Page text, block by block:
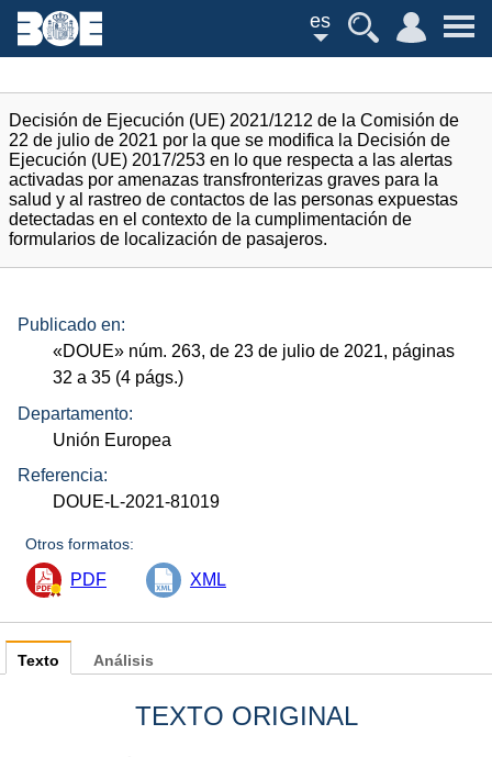
es
Decisión de Ejecución (UE) 2021/1212 de la Comisión de
22 de julio de 2021 por la que se modifica la Decisión de
Ejecución (UE) 2017/253 en lo que respecta a las alertas
activadas por amenazas transfronterizas graves para la
salud y al rastreo de contactos de las personas expuestas
detectadas en el contexto de la cumplimentación de
formularios de localización de pasajeros.
Publicado en:
«DOUE» núm. 263, de 23 de julio de 2021, páginas
32 a 35 (4 págs.)
Departamento:
Unión Europea
Referencia:
DOUE-L-2021-81019
Otros formatos:
PDF XML
Texto
TEXTO ORIGINAL
Análisis